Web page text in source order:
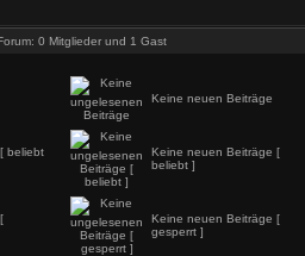
0 Mitglieder und 1 Gast
Keine neuen Beiträge
beliebt
Keine neuen Beiträge [
beliebt ]
Keine neuen Beiträge [
gesperrt ]